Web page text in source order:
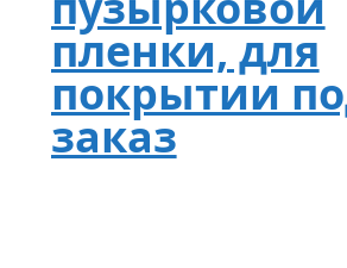
пленки, для
покрытии
заказ